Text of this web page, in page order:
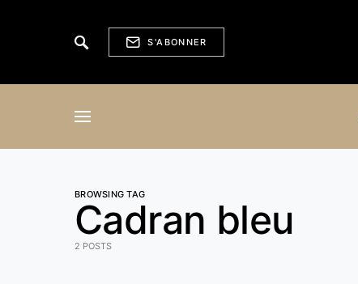
S'ABONNER
BROWSING TAG
Cadran bleu
2 POSTS